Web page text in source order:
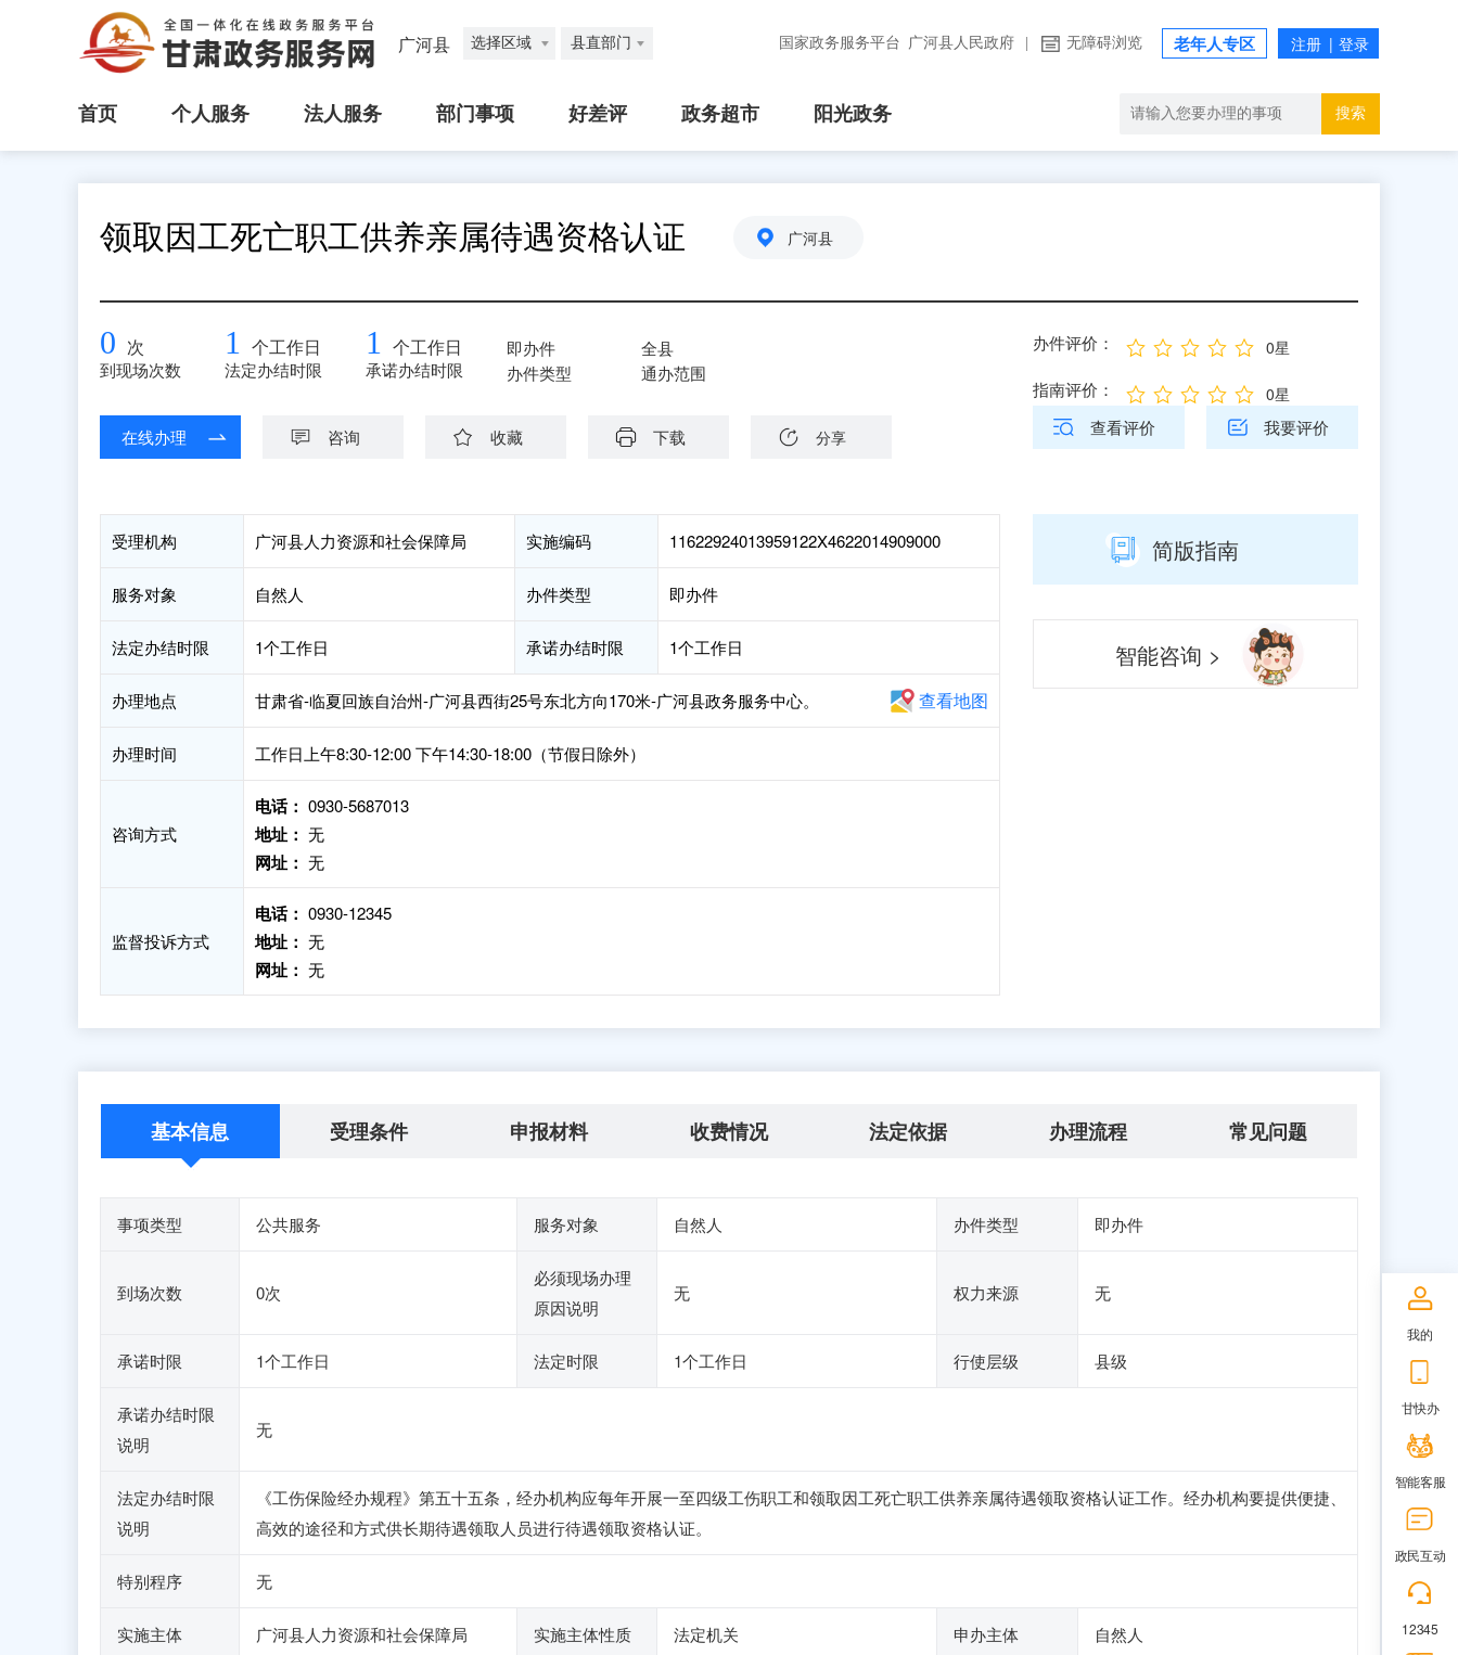
广河县 选择区域 县直部门 国家政务服务平台 广河县人民政府 无障碍浏览 老年人专区
首页 个人服务 法人服务 部门事项 好差评 政务超市 阳光政务 搜索
领取因工死亡职工供养亲属待遇资格认证 广河县
0 次
到现场次数
1 个工作日
法定办结时限
1 个工作日
承诺办结时限
即办件
办件类型
全县
通办范围
在线办理 咨询 收藏 下载 分享
办件评价： 0星
指南评价： 0星
查看评价 我要评价
受理机构 广河县人力资源和社会保障局 实施编码 11622924013959122X4622014909000
服务对象 自然人 办件类型 即办件
法定办结时限 1个工作日 承诺办结时限 1个工作日
办理地点 甘肃省-临夏回族自治州-广河县西街25号东北方向170米-广河县政务服务中心。 查看地图
办理时间 工作日上午8:30-12:00 下午14:30-18:00（节假日除外）
咨询方式
电话： 0930-5687013
地址： 无
网址： 无
监督投诉方式
电话： 0930-12345
地址： 无
网址： 无
简版指南
智能咨询 >
基本信息 受理条件 申报材料 收费情况 法定依据 办理流程 常见问题
事项类型 公共服务 服务对象 自然人 办件类型 即办件
到场次数 0次
必须现场办理
原因说明
无 权力来源 无
承诺时限 1个工作日 法定时限 1个工作日 行使层级 县级
承诺办结时限
说明
无
法定办结时限
说明
《工伤保险经办规程》第五十五条，经办机构应每年开展一至四级工伤职工和领取因工死亡职工供养亲属待遇领取资格认证工作。经办机构要提供便捷、
高效的途径和方式供长期待遇领取人员进行待遇领取资格认证。
特别程序 无
实施主体 广河县人力资源和社会保障局 实施主体性质 法定机关 申办主体 自然人
我的
甘快办
智能客服
政民互动
12345